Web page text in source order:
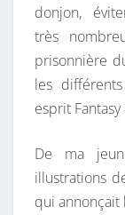
donjon,
très
prisonnière
les
esprit Fantasy
De ma
illustrations
qui annonçait